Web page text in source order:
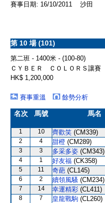
賽事日期: 16/10/2011 沙田
第 10 場 (101)
第二班 - 1400米 - (100-80)
ＣＹＢＥＲ ＣＯＬＯＲＳ讓賽
HK$ 1,200,000
賽事重溫
餘勢分析
名次 馬號 馬名
1 10 齊歡笑 (CM339)
2 4 甜橙 (CM289)
3 3 多采多姿 (CM343)
4 1 好友福 (CK358)
5 11 奇葩 (CL145)
6 2 續領風騷 (CM234)
7 14 幸運精彩 (CL411)
8 7 皇龍戰駒 (CL260)